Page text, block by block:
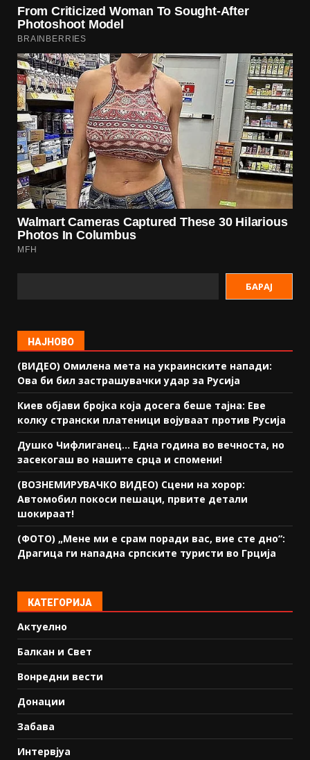
БАРАЈ
НАЈНОВО
(ВИДЕО) Омилена мета на украинските напади:
Ова би бил застрашувачки удар за Русија
Киев објави бројка која досега беше тајна: Еве
колку странски платеници војуваат против Русија
Душко Чифлиганец… Eдна година во вечноста, но
засекогаш во нашите срца и спомени!
(ВОЗНЕМИРУВАЧКО ВИДЕО) Сцени на хорор:
Автомобил покоси пешаци, првите детали
шокираат!
(ФОТО) „Мене ми е срам поради вас, вие сте дно“:
Драгица ги нападна српските туристи во Грција
КАТЕГОРИЈА
Актуелно
Балкан и Свет
Вонредни вести
Донации
Забава
Интервјуа